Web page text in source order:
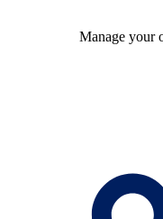
Manage your